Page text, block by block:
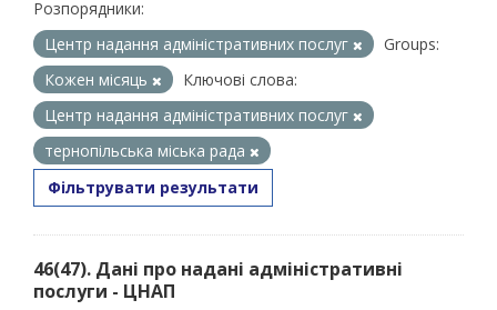
Розпорядники:
Центр надання адміністративних послуг
Groups:
Кожен місяць
Ключові слова:
Центр надання адміністративних послуг
тернопільська міська рада
Фільтрувати результати
46(47). Дані про надані адміністративні
послуги - ЦНАП